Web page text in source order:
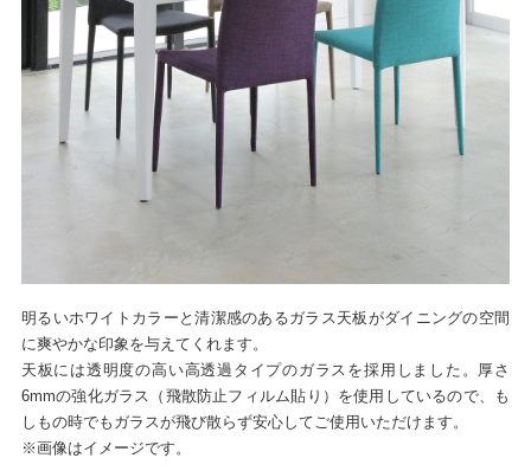
明るいホワイトカラーと清潔感のあるガラス天板がダイニングの空間
に爽やかな印象を与えてくれます。
天板には透明度の高い高透過タイプのガラスを採用しました。厚さ
6mmの強化ガラス（飛散防止フィルム貼り）を使用しているので、も
しもの時でもガラスが飛び散らず安心してご使用いただけます。
※画像はイメージです。